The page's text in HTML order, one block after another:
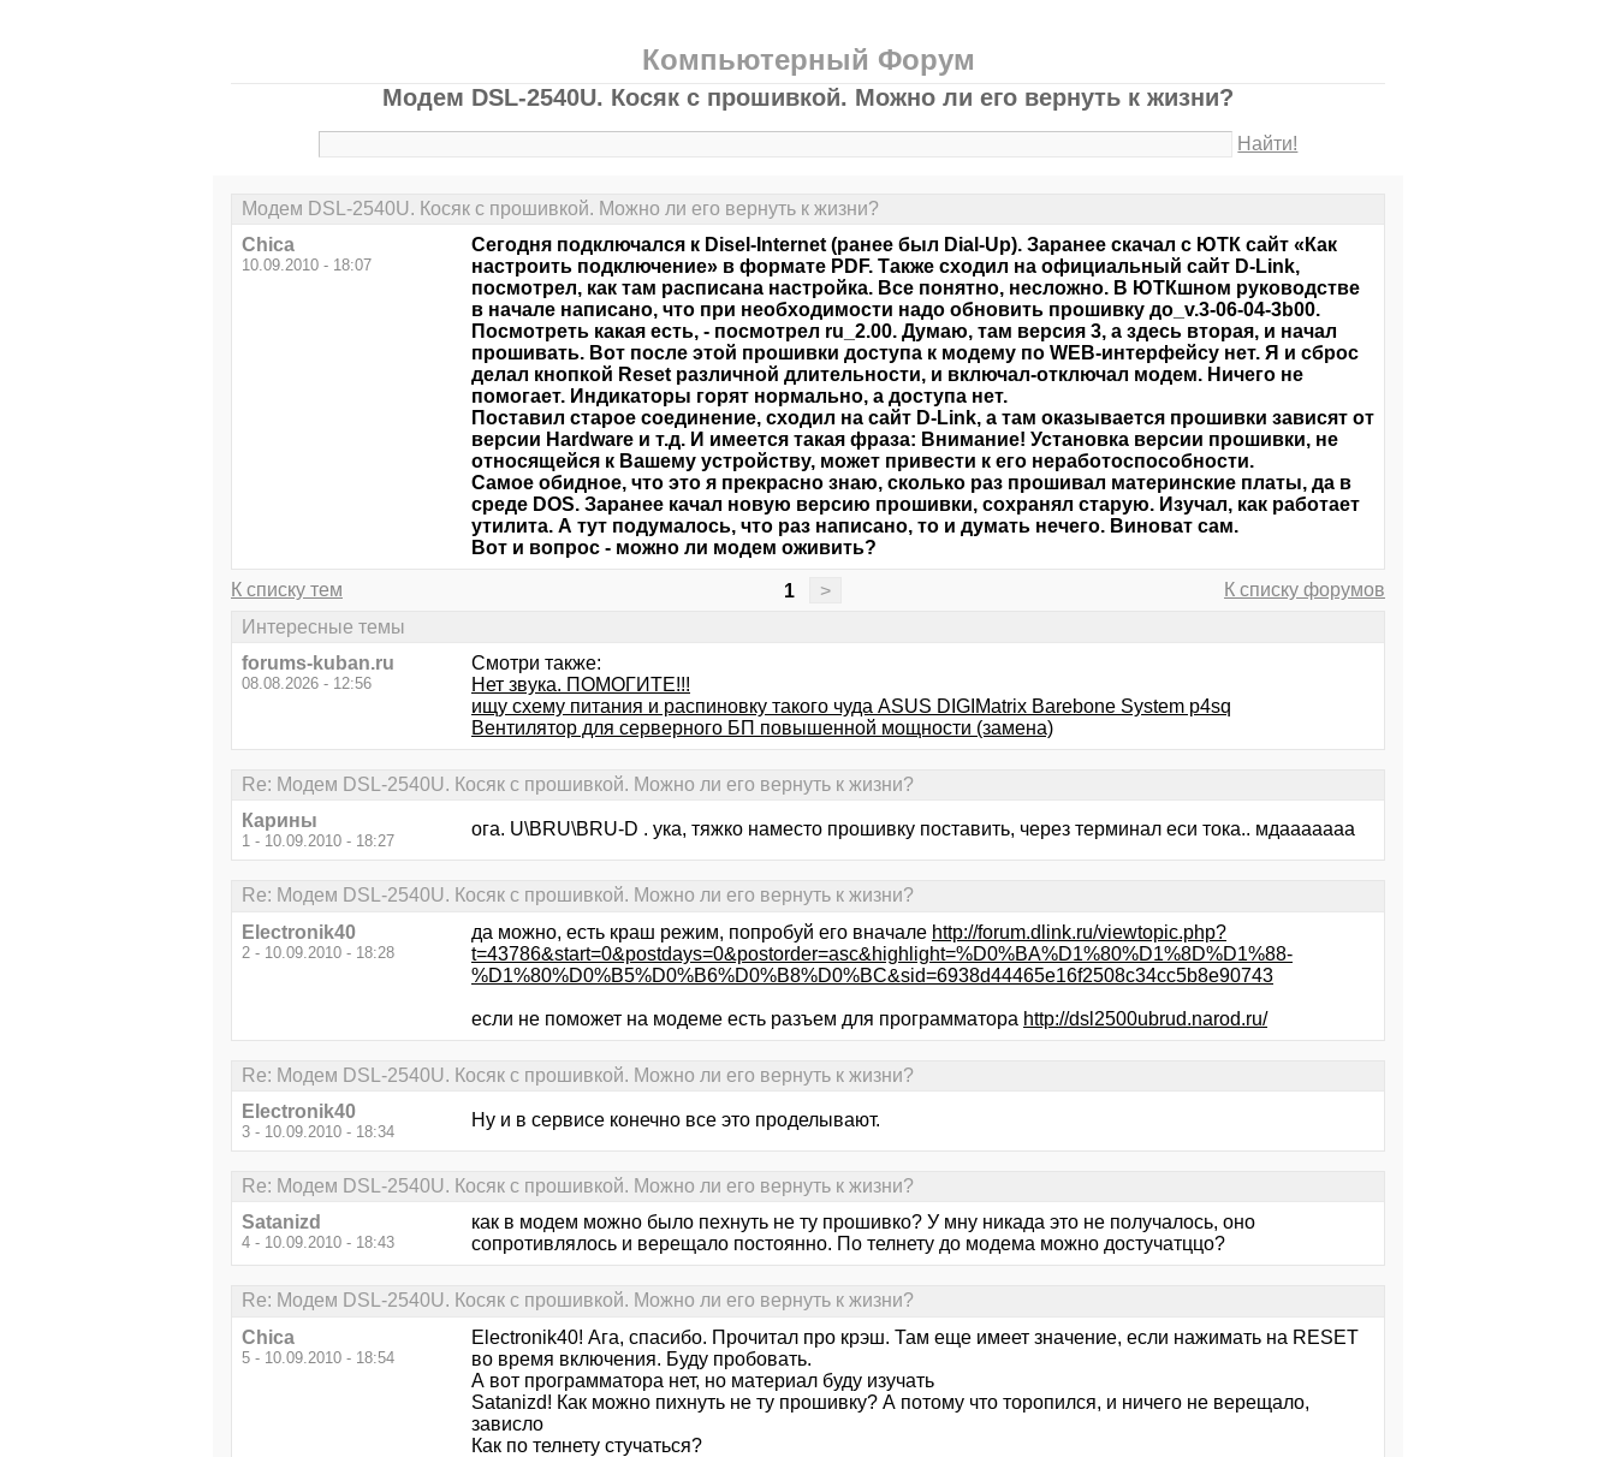
Компьютерный Форум
Модем DSL-2540U. Косяк с прошивкой. Можно ли его вернуть к жизни?
Найти!
Модем DSL-2540U. Косяк с прошивкой. Можно ли его вернуть к жизни?
Chica
10.09.2010 - 18:07
Сегодня подключался к Disel-Internet (ранее был Dial-Up). Заранее скачал с ЮТК сайт «Как
настроить подключение» в формате PDF. Также сходил на официальный сайт D-Link,
посмотрел, как там расписана настройка. Все понятно, несложно. В ЮТКшном руководстве
в начале написано, что при необходимости надо обновить прошивку до_v.3-06-04-3b00.
Посмотреть какая есть, - посмотрел ru_2.00. Думаю, там версия 3, а здесь вторая, и начал
прошивать. Вот после этой прошивки доступа к модему по WEB-интерфейсу нет. Я и сброс
делал кнопкой Reset различной длительности, и включал-отключал модем. Ничего не
помогает. Индикаторы горят нормально, а доступа нет.
Поставил старое соединение, сходил на сайт D-Link, а там оказывается прошивки зависят от
версии Hardware и т.д. И имеется такая фраза: Внимание! Установка версии прошивки, не
относящейся к Вашему устройству, может привести к его неработоспособности.
Самое обидное, что это я прекрасно знаю, сколько раз прошивал материнские платы, да в
среде DOS. Заранее качал новую версию прошивки, сохранял старую. Изучал, как работает
утилита. А тут подумалось, что раз написано, то и думать нечего. Виноват сам.
Вот и вопрос - можно ли модем оживить?
К списку тем 1 >
К списку форумов
Интересные темы
forums-kuban.ru
08.08.2026 - 12:56
Смотри также:
Нет звука. ПОМОГИТЕ!!!
ищу схему питания и распиновку такого чуда ASUS DIGIMatrix Barebone System p4sq
Вентилятор для серверного БП повышенной мощности (замена)
Re: Модем DSL-2540U. Косяк с прошивкой. Можно ли его вернуть к жизни?
Карины
1 - 10.09.2010 - 18:27
ога. U\BRU\BRU-D . ука, тяжко наместо прошивку поставить, через терминал еси тока.. мдааааааа
Re: Модем DSL-2540U. Косяк с прошивкой. Можно ли его вернуть к жизни?
Electronik40
2 - 10.09.2010 - 18:28
да можно, есть краш режим, попробуй его вначале http://forum.dlink.ru/viewtopic.php?
t=43786&start=0&postdays=0&postorder=asc&highlight=%D0%BA%D1%80%D1%8D%D1%88-
%D1%80%D0%B5%D0%B6%D0%B8%D0%BC&sid=6938d44465e16f2508c34cc5b8e90743
если не поможет на модеме есть разъем для программатора http://dsl2500ubrud.narod.ru/
Re: Модем DSL-2540U. Косяк с прошивкой. Можно ли его вернуть к жизни?
Electronik40
3 - 10.09.2010 - 18:34
Ну и в сервисе конечно все это проделывают.
Re: Модем DSL-2540U. Косяк с прошивкой. Можно ли его вернуть к жизни?
Satanizd
4 - 10.09.2010 - 18:43
как в модем можно было пехнуть не ту прошивко? У мну никада это не получалось, оно
сопротивлялось и верещало постоянно. По телнету до модема можно достучатццо?
Re: Модем DSL-2540U. Косяк с прошивкой. Можно ли его вернуть к жизни?
Chica
5 - 10.09.2010 - 18:54
Electronik40! Ага, спасибо. Прочитал про крэш. Там еще имеет значение, если нажимать на RESET
во время включения. Буду пробовать.
А вот программатора нет, но материал буду изучать
Satanizd! Как можно пихнуть не ту прошивку? А потому что торопился, и ничего не верещало,
зависло
Как по телнету стучаться?